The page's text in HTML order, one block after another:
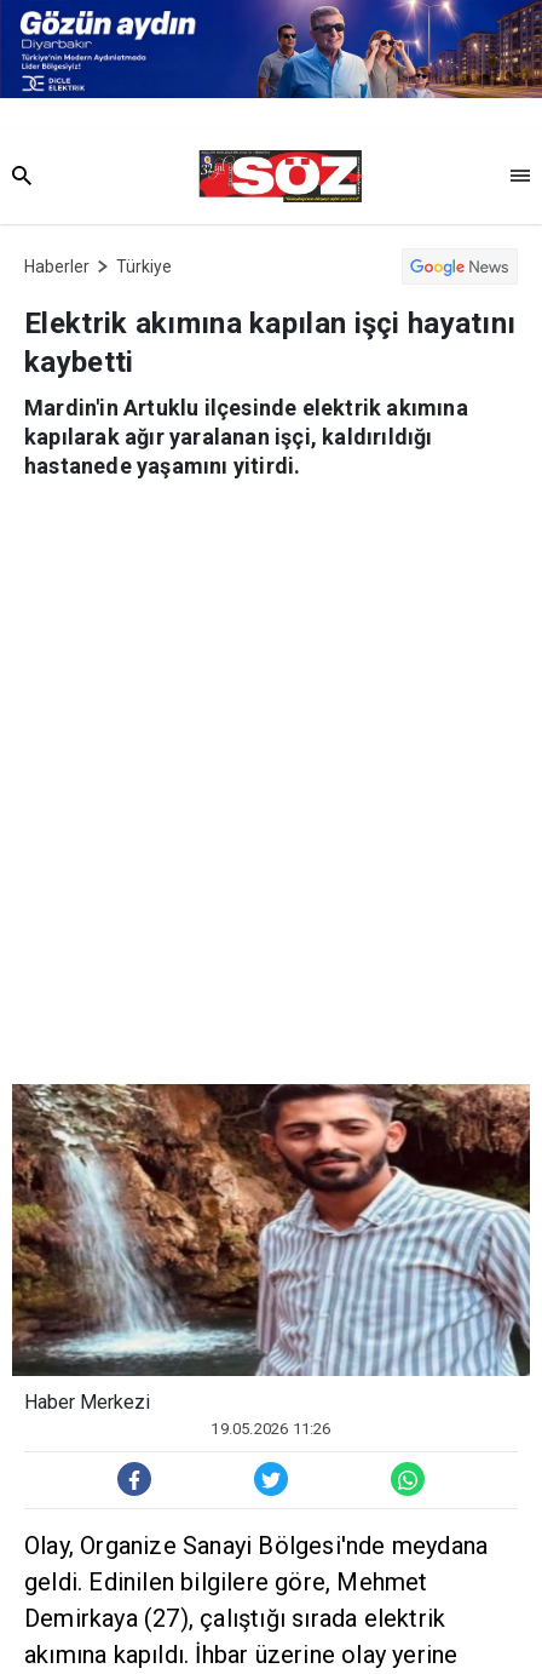
Haberler Türkiye
Elektrik akımına kapılan işçi hayatını
kaybetti
Mardin'in Artuklu ilçesinde elektrik akımına
kapılarak ağır yaralanan işçi, kaldırıldığı
hastanede yaşamını yitirdi.
Haber Merkezi
19.05.2026 11:26
Olay, Organize Sanayi Bölgesi'nde meydana
geldi. Edinilen bilgilere göre, Mehmet
Demirkaya (27), çalıştığı sırada elektrik
akımına kapıldı. İhbar üzerine olay yerine